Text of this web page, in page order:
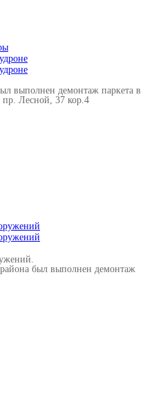
выполнен демонтаж паркета в
пр. Лесной, 37 кор.4
был выполнен демонтаж